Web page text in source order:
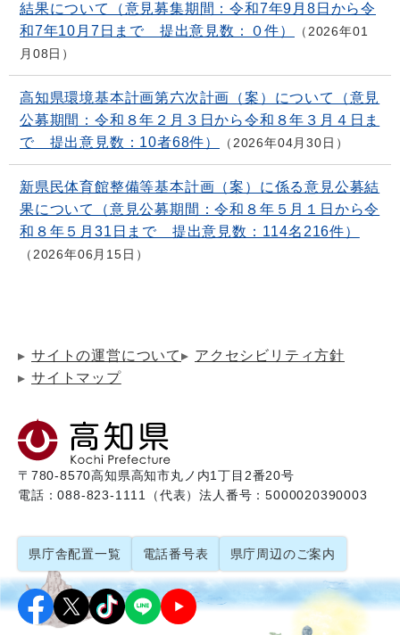
結果について（意見募集期間：令和7年9月8日から令
和7年10月7日まで 提出意見数：０件）
2026年01
月08日
高知県環境基本計画第六次計画（案）について（意見
公募期間：令和８年２月３日から令和８年３月４日ま
で 提出意見数：10者68件）
2026年04月30日
新県民体育館整備等基本計画（案）に係る意見公募結
果について（意見公募期間：令和８年５月１日から令
和８年５月31日まで 提出意見数：114名216件）
2026年06月15日
サイトの運営について
アクセシビリティ方針
サイトマップ
〒780-8570高知県高知市丸ノ内1丁目2番20号
電話：088-823-1111（代表）法人番号：5000020390003
県庁舎配置一覧 電話番号表 県庁周辺のご案内